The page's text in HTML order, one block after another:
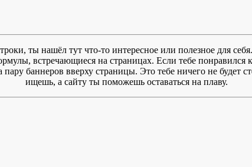
ты нашёл тут что-то интересное или полезное для
встречающиеся на страницах. Если тебе понравился
баннеров вверху страницы. Это тебе ничего не будет
ищешь, а сайту ты поможешь оставаться на плаву.